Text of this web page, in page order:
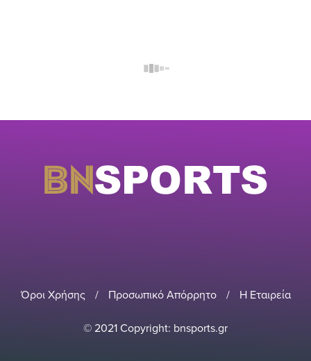
Όροι Χρήσης / Προσωπικό Απόρρητο / Η Εταιρεία
© 2021 Copyright: bnsports.gr